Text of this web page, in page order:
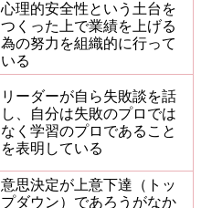
心理的安全性という土台を
つくった上で業績を上げる
為の努力を組織的に行って
いる
リーダーが自ら失敗談を話
し、自分は失敗のプロでは
なく学習のプロであること
を表明している
意思決定が上意下達（トッ
プダウン）であろうがなか